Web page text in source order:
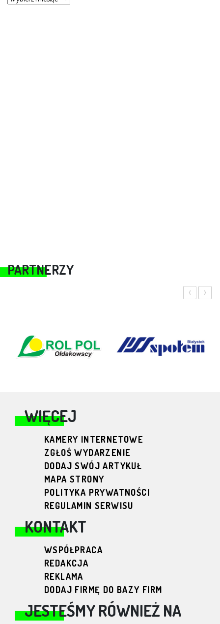
PARTNERZY
‹ ›
WIĘCEJ
KAMERY INTERNETOWE
ZGŁOŚ WYDARZENIE
DODAJ SWÓJ ARTYKUŁ
MAPA STRONY
POLITYKA PRYWATNOŚCI
REGULAMIN SERWISU
KONTAKT
WSPÓŁPRACA
REDAKCJA
REKLAMA
DODAJ FIRMĘ DO BAZY FIRM
JESTEŚMY RÓWNIEŻ NA